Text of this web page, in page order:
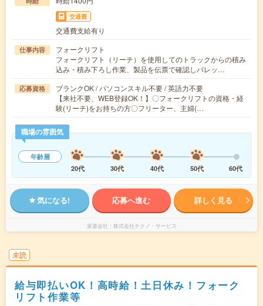
交通費
交通費支給有り
仕事内容
フォークリフト
フォークリフト（リーチ）を使用してのトラックからの積み
込み・積み下ろし作業、製品を伝票で確認しパレッ…
応募資格
ブランクOK / パソコンスキル不要 / 英語力不要
【来社不要、WEB登録OK！】〇フォークリフトの資格・経
験(リーチ)をお持ちの方〇フリーター、主婦(…
職場の雰囲気
年齢層
20代
30代 40代 50代 60代
気になる! 応募へ進む 詳しく見る
派遣会社 株式会社テクノ・サービス
未読
給与即払いOK！高時給！土日休み！フォーク
リフト作業等